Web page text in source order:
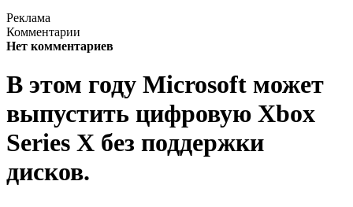
Реклама
Комментарии
Нет комментариев
В этом году Microsoft может
выпустить цифровую Xbox
Series X без поддержки
дисков.